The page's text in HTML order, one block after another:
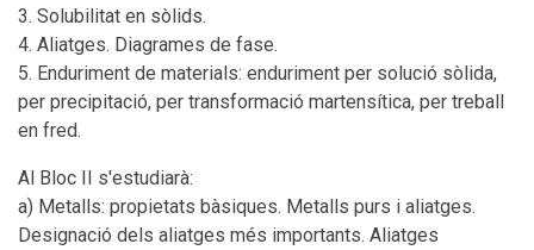
3. Solubilitat en sòlids.
4. Aliatges. Diagrames de fase.
5. Enduriment de materials: enduriment per solució sòlida,
per precipitació, per transformació martensítica, per treball
en fred.
Al Bloc II s'estudiarà:
a) Metalls: propietats bàsiques. Metalls purs i aliatges.
Designació dels aliatges més importants. Aliatges